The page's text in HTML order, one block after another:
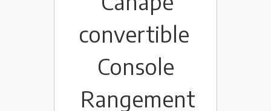
convertible
Console
Rangement